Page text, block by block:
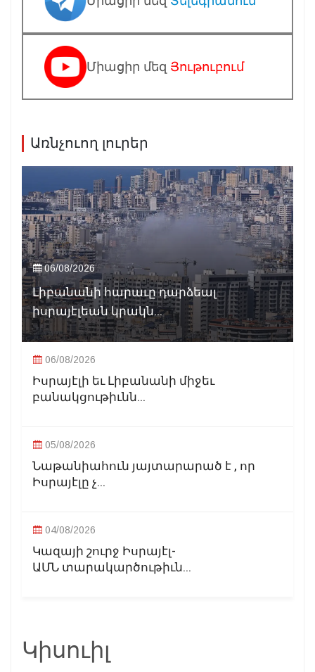
Միացիր մեզ Յութուբում
Առնչուող լուրեր
06/08/2026
Լիբանանի հարաւը դարձեալ
իսրայէլեան կրակն...
06/08/2026
Իսրայէլի եւ Լիբանանի միջեւ
բանակցութիւնն...
05/08/2026
Նաթանիահուն յայտարարած է , որ
Իսրայէլը չ...
04/08/2026
Կազայի շուրջ Իսրայէլ-
ԱՄՆ տարակարծութիւն...
Կիսուիլ